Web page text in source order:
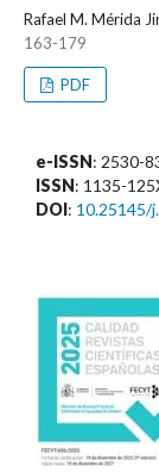
Rafael M. Mérida
163-179
PDF
e-ISSN: 2530-
ISSN: 1135-
DOI: 10.25145/